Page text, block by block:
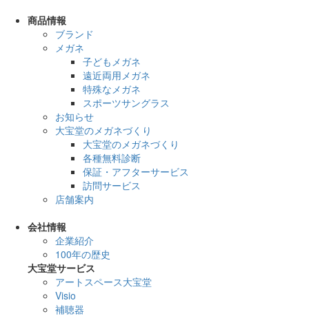
商品情報
ブランド
メガネ
子どもメガネ
遠近両用メガネ
特殊なメガネ
スポーツサングラス
お知らせ
大宝堂のメガネづくり
大宝堂のメガネづくり
各種無料診断
保証・アフターサービス
訪問サービス
店舗案内
会社情報
企業紹介
100年の歴史
大宝堂サービス
アートスペース大宝堂
Visio
補聴器